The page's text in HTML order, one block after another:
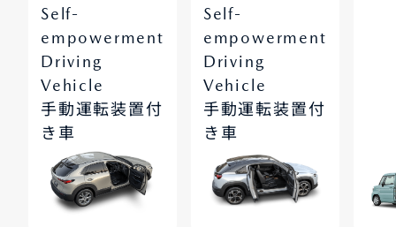
Self-
empowerment
Driving
Vehicle
手動運転装置付
き車
Self-
empowerment
Driving
Vehicle
手動運転装置付
き車